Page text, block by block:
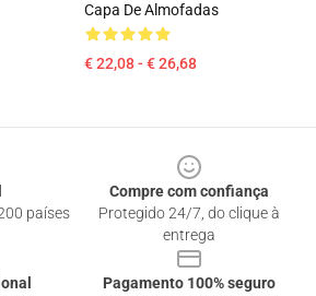
Capa De Almofadas
€ 22,08 - € 26,68
países
Compre com confiança
Protegido 24/7, do clique à
entrega
Pagamento 100% seguro